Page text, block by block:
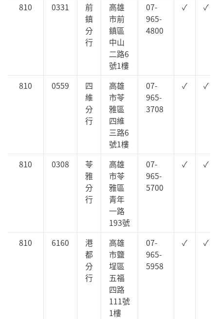
810 0331
前
鎮
分
行
高雄
市前
鎮區
中山
二路6
號1樓
07-
965-
4800
✓ ✓
810 0559
四
維
分
行
高雄
市苓
雅區
四維
三路6
號1樓
07-
965-
3708
✓ ✓
810 0308
苓
雅
分
行
高雄
市苓
雅區
青年
一路
193號
07-
965-
5700
✓ ✓
810 6160
港
都
分
行
高雄
市鹽
埕區
五福
四路
111號
1樓
07-
965-
5958
✓ ✓